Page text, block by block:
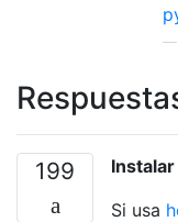
—
199
Si usa